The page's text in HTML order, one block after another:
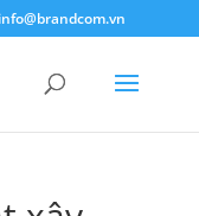
info@brandcom.vn